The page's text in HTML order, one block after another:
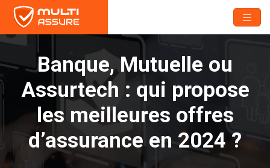
Banque, Mutuelle ou
Assurtech : qui propose
les meilleures offres
d’assurance en 2024 ?